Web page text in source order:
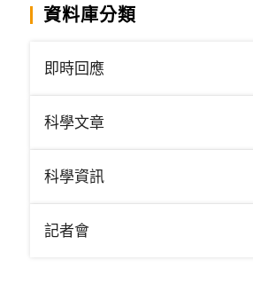
資料庫分類
即時回應
科學文章
科學資訊
記者會